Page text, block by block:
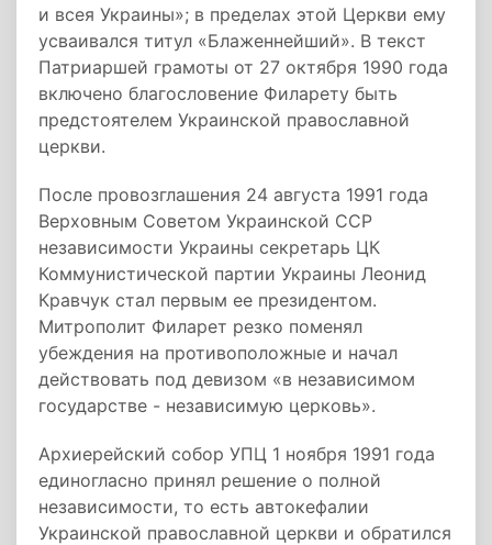
и всея Украины»; в пределах этой Церкви ему
усваивался титул «Блаженнейший». В текст
Патриаршей грамоты от 27 октября 1990 года
включено благословение Филарету быть
предстоятелем Украинской православной
церкви.
После провозглашения 24 августа 1991 года
Верховным Советом Украинской ССР
независимости Украины секретарь ЦК
Коммунистической партии Украины Леонид
Кравчук стал первым ее президентом.
Митрополит Филарет резко поменял
убеждения на противоположные и начал
действовать под девизом «в независимом
государстве - независимую церковь».
Архиерейский собор УПЦ 1 ноября 1991 года
единогласно принял решение о полной
независимости, то есть автокефалии
Украинской православной церкви и обратился